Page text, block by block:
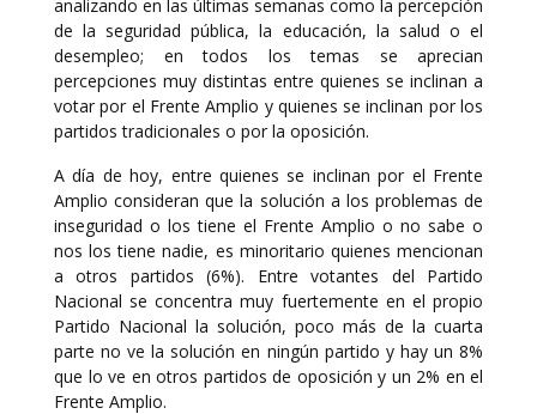
analizando en las últimas semanas como la percepción
de la seguridad pública, la educación, la salud o el
desempleo; en todos los temas se aprecian
percepciones muy distintas entre quienes se inclinan a
votar por el Frente Amplio y quienes se inclinan por los
partidos tradicionales o por la oposición.
A día de hoy, entre quienes se inclinan por el Frente
Amplio consideran que la solución a los problemas de
inseguridad o los tiene el Frente Amplio o no sabe o
nos los tiene nadie, es minoritario quienes mencionan
a otros partidos (6%). Entre votantes del Partido
Nacional se concentra muy fuertemente en el propio
Partido Nacional la solución, poco más de la cuarta
parte no ve la solución en ningún partido y hay un 8%
que lo ve en otros partidos de oposición y un 2% en el
Frente Amplio.